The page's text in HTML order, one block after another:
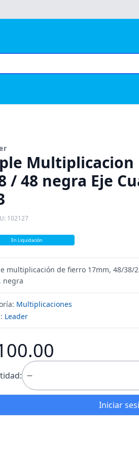
Multiplicacion
/ 48 negra Eje
102127
En Liquidación
multiplicación de fierro 17mm, 48/38/
negra
Multiplicaciones
Leader
Iniciar